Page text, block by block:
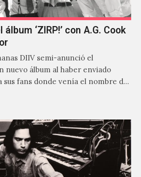
álbum ‘ZIRP!’ con A.G. Cook
DIIV semi-anunció el
nuevo álbum al haber enviado
sus fans donde venía el nombre de